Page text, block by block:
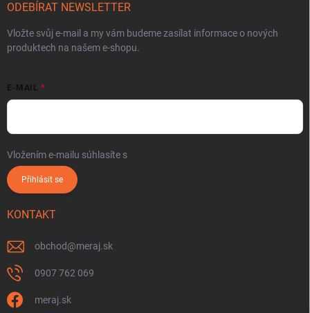
ODEBÍRAT NEWSLETTER
Vložte svůj e-mail a my vám budeme zasílat informace o nových
produktech na našem e-shopu.
E-MAIL
Vložením e-mailu súhlasíte s
Přihlásit se
KONTAKT
obchod@meraj.sk
0907 762 069
meraj.sk